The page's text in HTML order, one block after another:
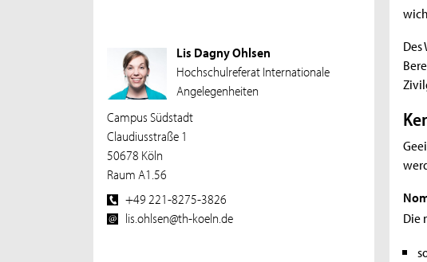
Lis Dagny Ohlsen
Hochschulreferat Internationale
Angelegenheiten
Campus Südstadt
Claudiusstraße 1
50678 Köln
Raum A1.56
+49 221-8275-3826
lis.ohlsen@th-koeln.de
Die